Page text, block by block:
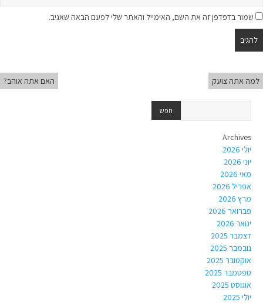
שמור בדפדפן זה את השם, האימייל והאתר שלי לפעם הבאה שאגיב.
למה אתה צועק האם אתה אוהב?
Archives
יולי 2026
יוני 2026
מאי 2026
אפריל 2026
מרץ 2026
פברואר 2026
ינואר 2026
דצמבר 2025
נובמבר 2025
אוקטובר 2025
ספטמבר 2025
אוגוסט 2025
יולי 2025